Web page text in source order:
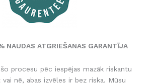
NAUDAS ATGRIEŠANAS GARANTĪJA
procesu pēc iespējas mazāk riskantu
nē, abas izvēles ir bez riska. Mūsu